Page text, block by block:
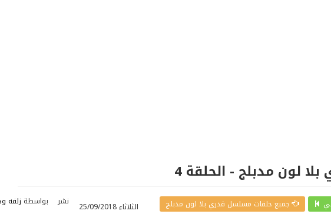
لون مدبلج - الحلقة 4
جميع حلقات مسلسل قدري بلا لون مدبلج نشر الثلاثاء 25/09/2018 بواسطة زلفه